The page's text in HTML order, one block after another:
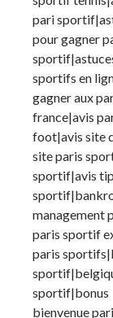
pari
pour gagner
sportifs en
gagner aux
france|avis
foot|avis site
site paris
sportif|avis
management
paris sportif
paris
sportif|bonus
bienvenue